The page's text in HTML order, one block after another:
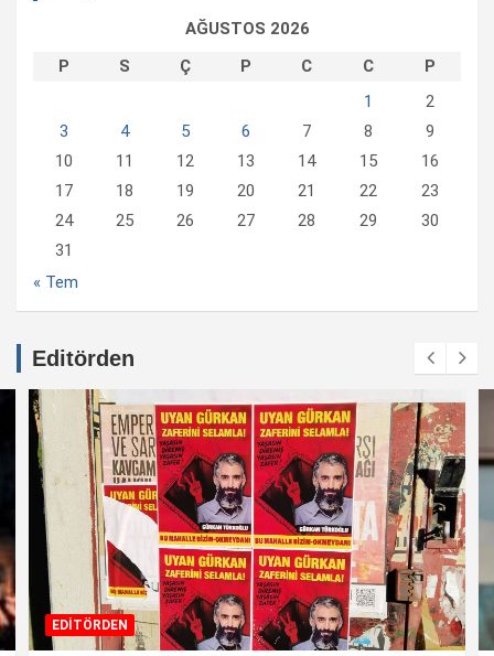
AĞUSTOS 2026
P
S Ç P C C
P
1
2
3
4 5 6 7 8
9
10
11 12 13 14 15
16
17
18 19 20 21 22
23
24
25 26 27 28 29
30
31
« Tem
Editörden
EDİTÖRDEN